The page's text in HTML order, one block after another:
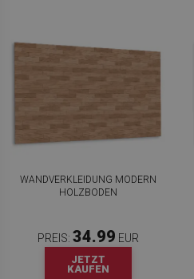
WANDVERKLEIDUNG MODERN
HOLZBODEN
PREIS: 34.99 EUR
JETZT
KAUFEN